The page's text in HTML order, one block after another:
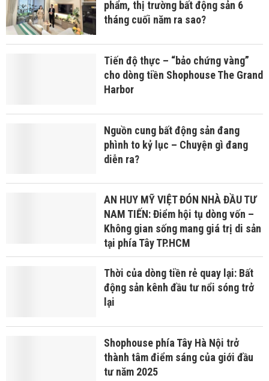
phẩm, thị trường bất động sản 6
tháng cuối năm ra sao?
Tiến độ thực – “bảo chứng vàng”
cho dòng tiền Shophouse The Grand
Harbor
Nguồn cung bất động sản đang
phình to kỷ lục – Chuyện gì đang
diễn ra?
AN HUY MỸ VIỆT ĐÓN NHÀ ĐẦU TƯ
NAM TIẾN: Điểm hội tụ dòng vốn –
Không gian sống mang giá trị di sản
tại phía Tây TP.HCM
Thời của dòng tiền rẻ quay lại: Bất
động sản kênh đầu tư nổi sóng trở
lại
Shophouse phía Tây Hà Nội trở
thành tâm điểm sáng của giới đầu
tư năm 2025